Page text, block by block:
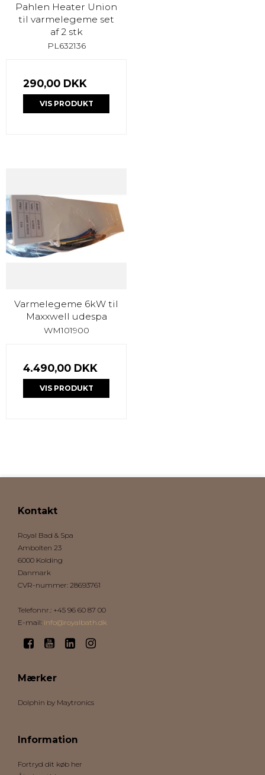
Pahlen Heater Union
til varmelegeme set
af 2 stk
PL632136
290,00 DKK
VIS PRODUKT
Varmelegeme 6kW til
Maxxwell udespa
WM101900
4.490,00 DKK
VIS PRODUKT
Kontakt
Royal Bad & Spa
Ambolten 23
6000 Kolding
Danmark
CVR-nummer: 28693761
Telefonnr.: +45 96 60 87 00
E-mail: info@royalbath.dk
Mærker
Dolphin by Maytronics
Information
Fortryd dit køb her